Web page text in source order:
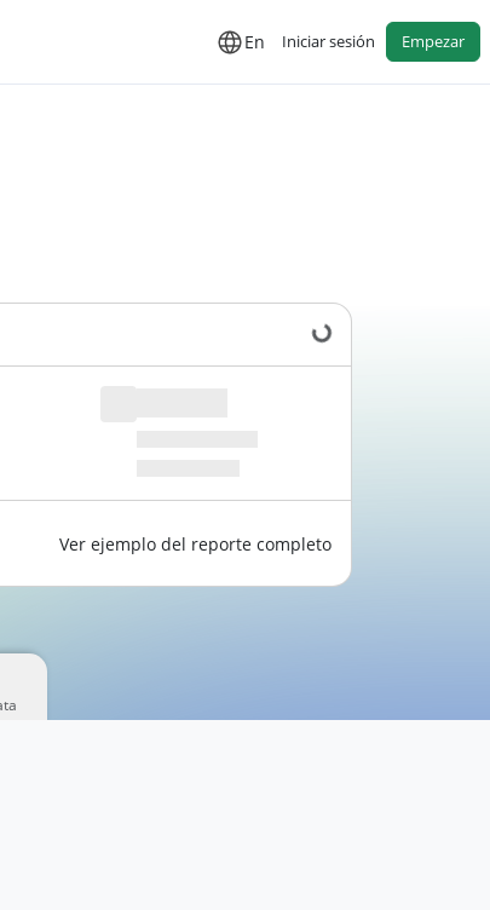
En Iniciar sesión Empezar
Cargando datos...
Ver ejemplo del reporte completo